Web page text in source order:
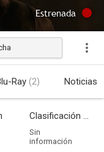
Estrenada
Ray (2) Noticias
Clasificación por edades
Sin
información